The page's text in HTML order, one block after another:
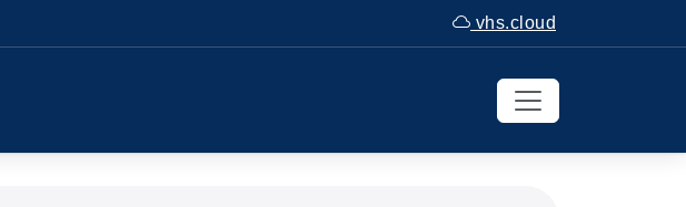
vhs.cloud